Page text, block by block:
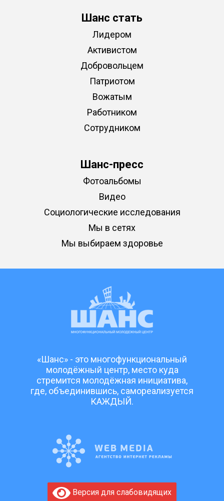
Шанс стать
Лидером
Активистом
Добровольцем
Патриотом
Вожатым
Работником
Сотрудником
Шанс-пресс
Фотоальбомы
Видео
Социологические исследования
Мы в сетях
Мы выбираем здоровье
«Шанс» - это многофункциональный
молодёжный центр, место куда
стремится молодёжная инициатива,
где, объединившись, самореализуется
КАЖДЫЙ.
Версия для слабовидящих